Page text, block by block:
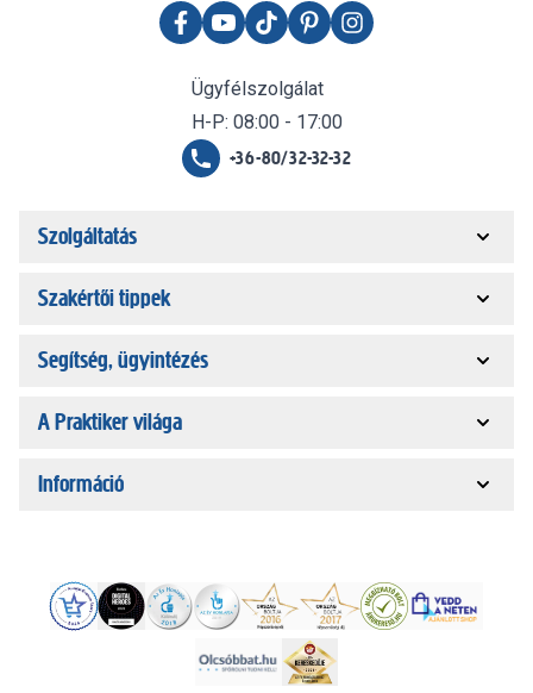
Ügyfélszolgálat
H-P: 08:00 - 17:00
+36-80/32-32-32
Szolgáltatás
Szakértői tippek
Segítség, ügyintézés
A Praktiker világa
Információ